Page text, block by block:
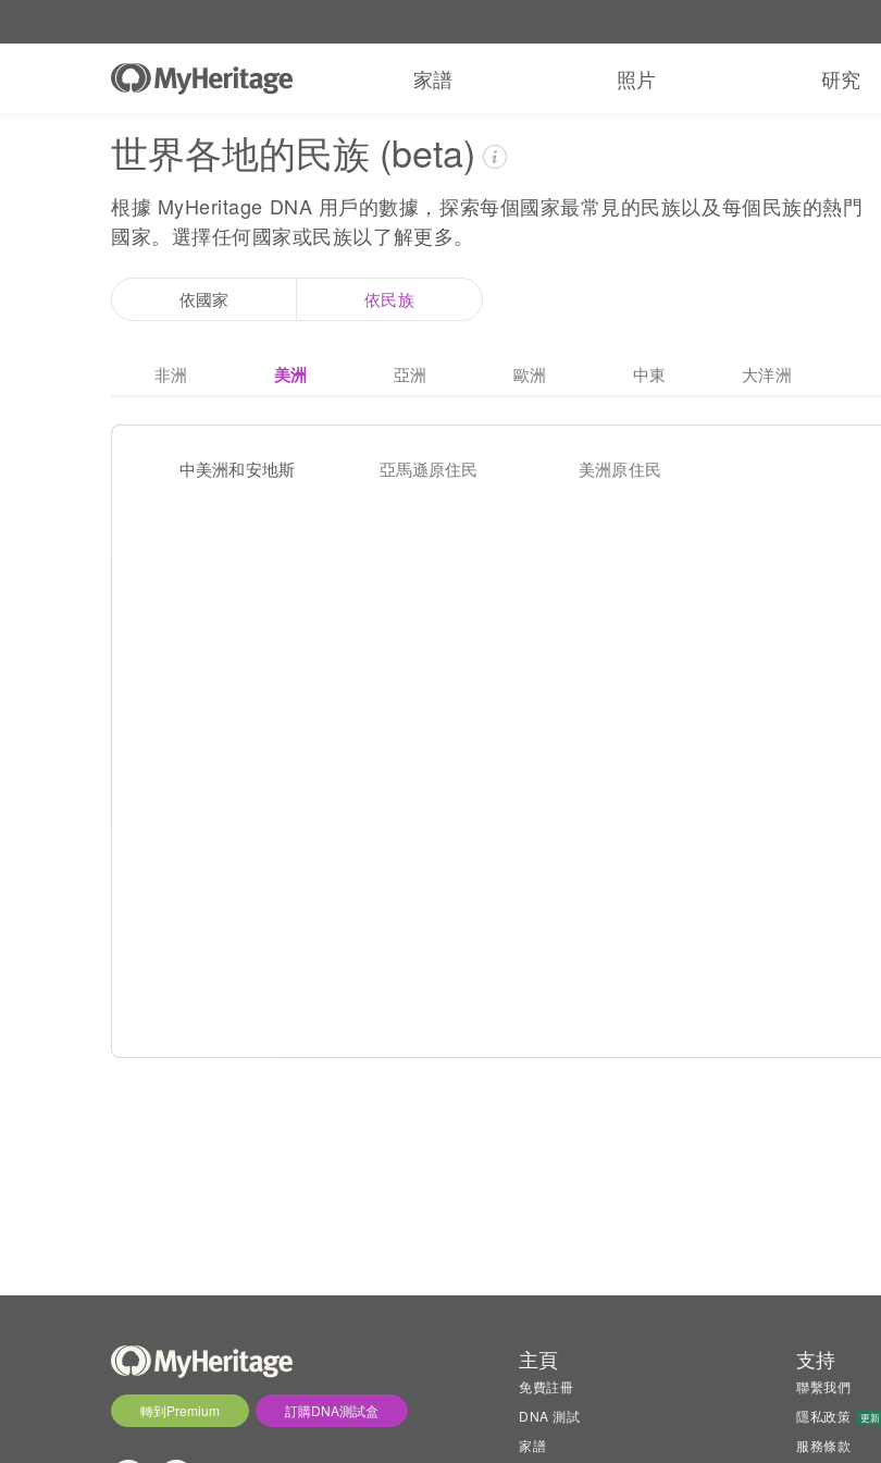
家譜 照片 研究
世界各地的民族 (beta)
根據 MyHeritage DNA 用戶的數據，探索每個國家最常見的民族以及每個民族的熱門
國家。選擇任何國家或民族以了解更多。
依國家 依民族
非洲 美洲 亞洲 歐洲 中東 大洋洲
中美洲和安地斯 亞馬遜原住民 美洲原住民
轉到Premium 訂購DNA測試盒
主頁
免費註冊
DNA 測試
家譜
支持
聯繫我們
隱私政策
更新
服務條款